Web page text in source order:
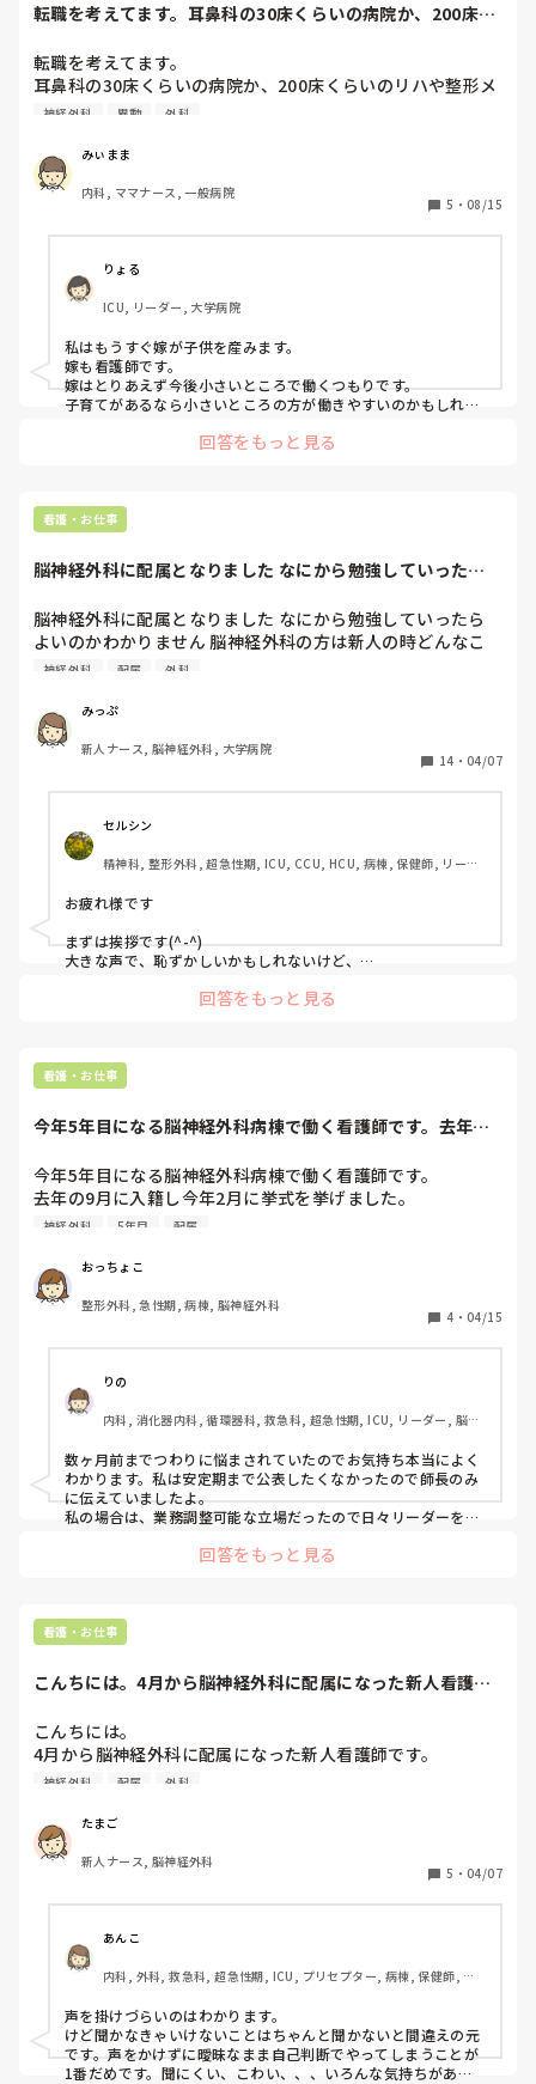
転職を考えてます。耳鼻科の30床くらいの病院か、200床く
転職を考えてます。
耳鼻科の30床くらいの病院か、200床くらいのリハや整形メ
インの病院でどっちにしようかと悩んでます。多分給料はあ
院ですが、綺麗でもなく職員の駐車場などもありません。個
人病院といった感じです。整形の方は綺麗で広くて社員食堂
などもあるような感じで、あまり多くないですが他にも外科
新人教育や学生指導などは苦手だし、異動のストレスなどは
ないのは耳鼻科かなと思いますが、綺麗だし、勉強になると
いう意味では整形だと思います。
2歳の子供がいるのですが、転職してしばらくしたら2人目も
考えてるのでワークライフバランスを取るか、自分の看護師
としてのかキャリアアップを取るか…
同じような悩みがある方、経験のある方アドバイスをくださ
い。
神経外科 異動 外科
みぃまま
内科, ママナース, 一般病院
5 ・ 08/15
りょる
ICU, リーダー, 大学病院
私はもうすぐ嫁が子供を産みます。
嫁も看護師です。
嫁はとりあえず今後小さいところで働くつもりです。
子育てがあるなら小さいところの方が働きやすいのかもしれま
回答をもっと見る
看護・お仕事
脳神経外科に配属となりました なにから勉強していったら
脳神経外科に配属となりました なにから勉強していったら
よいのかわかりません 脳神経外科の方は新人の時どんなこ
とを勉強しましたか？ 新人のうちに覚えておいたほうが良
神経外科 配属 外科
みっぷ
新人ナース, 脳神経外科, 大学病院
14 ・ 04/07
セルシン
精神科, 整形外科, 超急性期, ICU, CCU, HCU, 病棟, 保健師, リーダ
お疲れ様です
まずは挨拶です(^-^)
大きな声で、恥ずかしいかもしれないけど、
よろしくお願いします！
脳、脊髄は密閉されています。
髄液は1日何cc作られていますか？
その辺です。
脳外科医は脳の事は分かっていません。だいたいでやるしかな
大丈夫です。
挨拶だけ出来ていれば(^-^)
回答をもっと見る
看護・お仕事
今年5年目になる脳神経外科病棟で働く看護師です。去年の9
今年5年目になる脳神経外科病棟で働く看護師です。
去年の9月に入籍し今年2月に挙式を挙げました。
それで現在妊娠3ヶ月になります。
もせずに仕事ができています。配膳や食事介助の際の匂いは
辛いですが…（ ;  ; ）
看護長は優しく、使える制度もあるしあまり無理せずにねと
言ってくださいました。そこで、病棟の他のスタッフにはい
つ言うべきなのか、安定期に入ってからでいいのか悩んでい
ます。4月から新人のナースも配属され、病棟も看護師不足
で忙しい中、なかなか言いづらい状況でもあります。もし、
そのような経験をされた方がおられたらいつ他のスタッフに
伝えたか、どのような場で「朝礼？詰所会？」など…で伝え
られたのか教えて頂きたいです(；´・ω・)
神経外科 5年目 配属
おっちょこ
整形外科, 急性期, 病棟, 脳神経外科
4 ・ 04/15
りの
内科, 消化器内科, 循環器科, 救急科, 超急性期, ICU, リーダー, 脳神
数ヶ月前までつわりに悩まされていたのでお気持ち本当によく
わかります。私は安定期まで公表したくなかったので師長のみ
に伝えていましたよ。
私の場合は、業務調整可能な立場だったので日々リーダーをし
いなかったため、体への負担は少なかったです。全員に公表す
回答をもっと見る
看護・お仕事
こんちには。4月から脳神経外科に配属になった新人看護師
こんちには。
4月から脳神経外科に配属になった新人看護師です。
私が就職した病棟は、人手不足でかなり忙しいところなんで
また、看護師さんに声をかけるのも躊躇してしまい、こんな
自分が続けていけるのか怖くなりました。
看護師の先輩として、新人時代を切り抜けるポイントやアド
神経外科 配属 外科
たまご
新人ナース, 脳神経外科
5 ・ 04/07
あんこ
内科, 外科, 救急科, 超急性期, ICU, プリセプター, 病棟, 保健師, リ
声を掛けづらいのはわかります。
けど聞かなきゃいけないことはちゃんと聞かないと間違えの元
です。声をかけずに曖昧なまま自己判断でやってしまうことが
1番だめです。聞にくい、こわい、、、いろんな気持ちがある